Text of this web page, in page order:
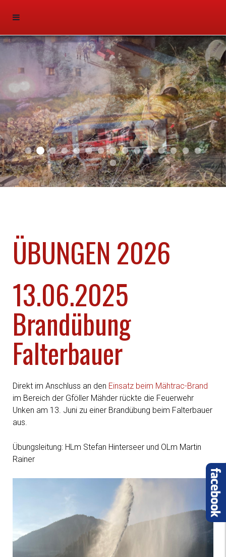
Aktuell 043
Aktuell 037
Aktuell 036
Aktuell 031
Aktuell 032
Aktuell 033
Start 012
Auto 013Aktuell 019
Auto 010Auto 009Auto 006Start 008Start 003
Start
Start 007
ÜBUNGEN 2026
13.06.2025
Brandübung
Falterbauer
Direkt im Anschluss an den Einsatz beim Mähtrac-Brand
im Bereich der Gföller Mähder rückte die Feuerwehr
Unken am 13. Juni zu einer Brandübung beim Falterbauer
aus.
Übungsleitung: HLm Stefan Hinterseer und OLm Martin
Rainer